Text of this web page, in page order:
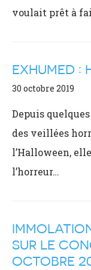
voulait prêt à
EXHUMED :
30 octobre 2019
Depuis
des veillées
l’Halloween,
l’horreur…
SUR LE
OCTOBRE